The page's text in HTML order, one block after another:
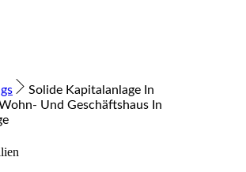
Solide Kapitalanlage In
Und Geschäftshaus In